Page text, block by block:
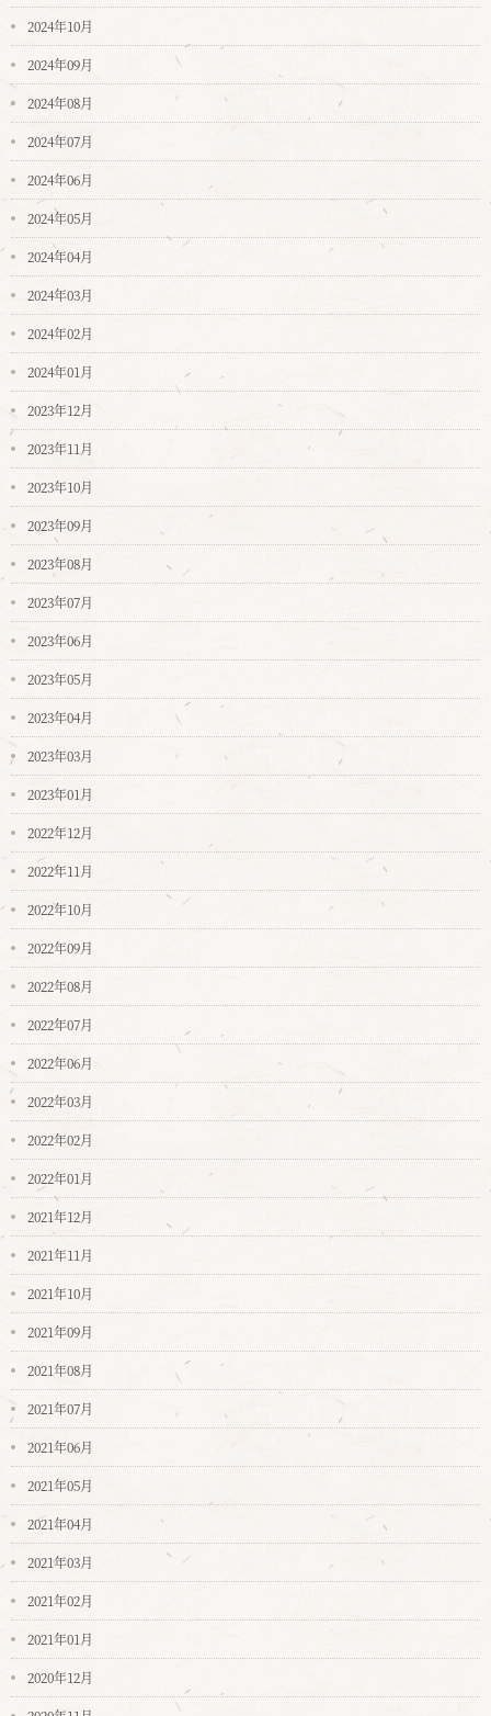
2024年10月
2024年09月
2024年08月
2024年07月
2024年06月
2024年05月
2024年04月
2024年03月
2024年02月
2024年01月
2023年12月
2023年11月
2023年10月
2023年09月
2023年08月
2023年07月
2023年06月
2023年05月
2023年04月
2023年03月
2023年01月
2022年12月
2022年11月
2022年10月
2022年09月
2022年08月
2022年07月
2022年06月
2022年03月
2022年02月
2022年01月
2021年12月
2021年11月
2021年10月
2021年09月
2021年08月
2021年07月
2021年06月
2021年05月
2021年04月
2021年03月
2021年02月
2021年01月
2020年12月